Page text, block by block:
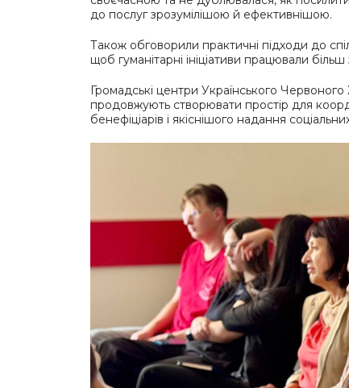
до послуг зрозумілішою й ефективнішою.
Також обговорили практичні підходи до
щоб гуманітарні ініціативи працювали
Громадські центри Українського
продовжують створювати простір для
бенефіціарів і якіснішого надання